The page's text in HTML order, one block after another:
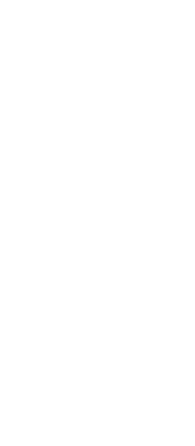
채 앰플★ 이아소 유쓰
플